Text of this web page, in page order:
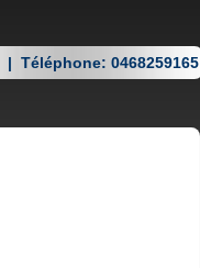
| Téléphone: 0468259165